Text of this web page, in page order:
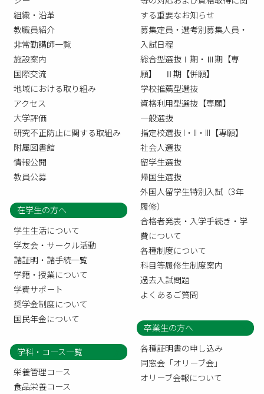
組織・沿革
教職員紹介
非常勤講師一覧
施設案内
国際交流
地域における取り組み
アクセス
大学評価
研究不正防止に関する取組み
附属図書館
情報公開
教員公募
する重要なお知らせ
募集定員・選考別募集人員・
入試日程
総合型選抜Ⅰ期・Ⅲ期【専
願】 Ⅱ期【併願】
学校推薦型選抜
資格利用型選抜【専願】
一般選抜
指定校選抜 I・II・III【専願】
社会人選抜
留学生選抜
帰国生選抜
外国人留学生特別入試（3年
履修）
合格者発表・入学手続き・学
費について
各種制度について
科目等履修生制度案内
過去入試問題
よくあるご質問
在学生の方へ
学生生活について
学友会・サークル活動
諸証明・諸手続一覧
学籍・授業について
学費サポート
奨学金制度について
国民年金について
卒業生の方へ
各種証明書の申し込み
同窓会「オリーブ会」
オリーブ会報について
学科・コース一覧
栄養管理コース
食品栄養コース